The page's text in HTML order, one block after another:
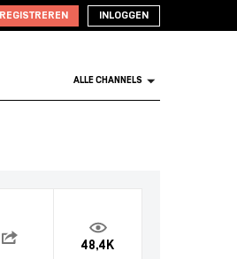
REGISTREREN INLOGGEN
ALLE CHANNELS
48,4K